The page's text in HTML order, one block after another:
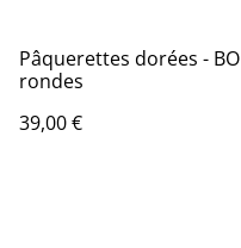
Pâquerettes dorées - BO
rondes
39,00 €